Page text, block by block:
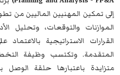
إلى تمكين المهنيين الماليين من
الموازنات والتوقعات، وتحليل
القرارات الاستراتيجية بالاعتماد
المتقدمة. وتكتسب وظيفة
متزايدة باعتبارها حلقة الوصل